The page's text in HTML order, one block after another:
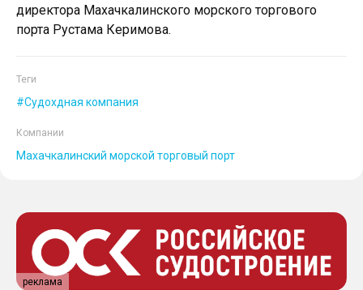
директора Махачкалинского морского торгового
порта Рустама Керимова.
Теги
Судохдная компания
Компании
Махачкалинский морской торговый порт
реклама